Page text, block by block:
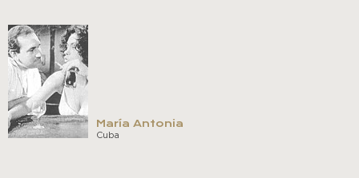
María Antonia
Cuba